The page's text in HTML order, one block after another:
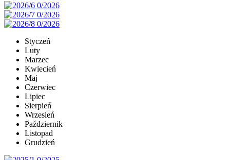
Styczeń
Luty
Marzec
Kwiecień
Maj
Czerwiec
Lipiec
Sierpień
Wrzesień
Październik
Listopad
Grudzień